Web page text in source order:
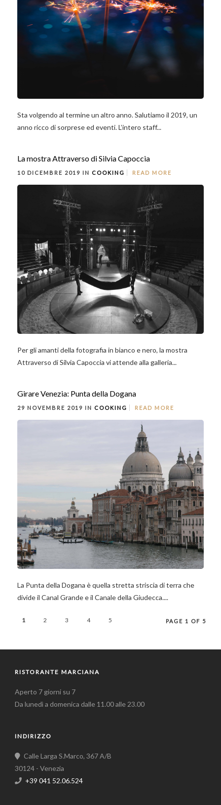
Sta volgendo al termine un altro anno. Salutiamo il 2019, un
anno ricco di sorprese ed eventi. L’intero staff...
La mostra Attraverso di Silvia Capoccia
10 DICEMBRE 2019 IN COOKING READ MORE
Per gli amanti della fotografia in bianco e nero, la mostra
Attraverso di Silvia Capoccia vi attende alla galleria...
Girare Venezia: Punta della Dogana
29 NOVEMBRE 2019 IN COOKING READ MORE
La Punta della Dogana è quella stretta striscia di terra che
divide il Canal Grande e il Canale della Giudecca....
1 2 3 4 5 PAGE 1 OF 5
RISTORANTE MARCIANA
Aperto 7 giorni su 7
Da lunedì a domenica dalle 11.00 alle 23.00
INDIRIZZO
Calle Larga S.Marco, 367 A/B
30124 - Venezia
+39 041 52.06.524